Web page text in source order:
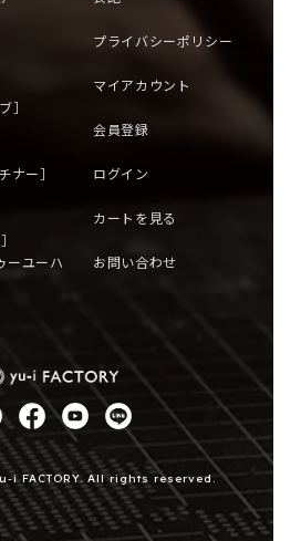
］
ー］
ーユーハ
プライバシーポリシー
マイアカウント
会員登録
ログイン
カートを見る
お問い合わせ
i FACTORY. All rights reserved.